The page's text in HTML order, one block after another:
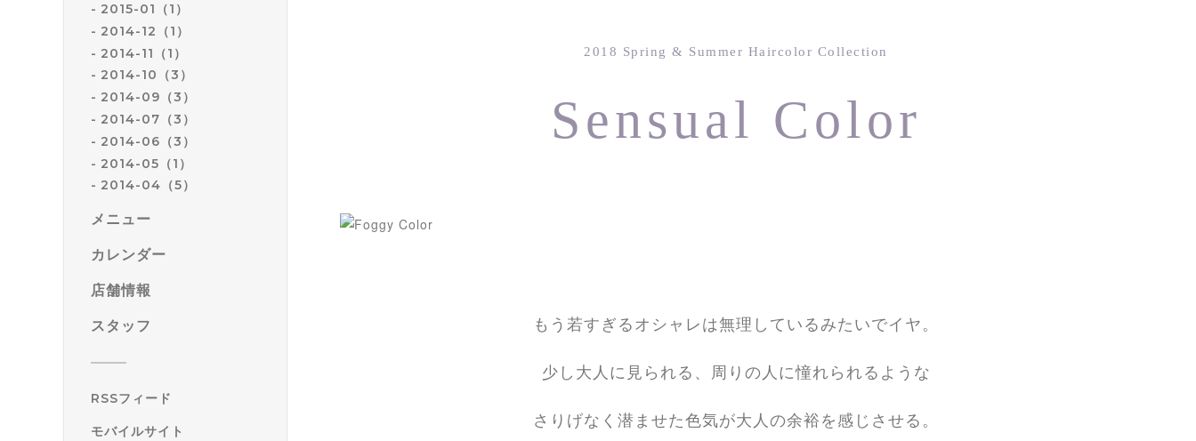
2015-01（1）
2014-12（1）
2014-11（1）
2014-10（3）
2014-09（3）
2014-07（3）
2014-06（3）
2014-05（1）
2014-04（5）
メニュー
カレンダー
店舗情報
スタッフ
RSSフィード
モバイルサイト
2018 Spring & Summer Haircolor Collection
Sensual Color
もう若すぎるオシャレは無理しているみたいでイヤ。
少し大人に見られる、周りの人に憧れられるような
さりげなく潜ませた色気が大人の余裕を感じさせる。